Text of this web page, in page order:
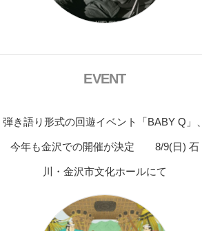
EVENT
弾き語り形式の回遊イベント「BABY Q」、
今年も金沢での開催が決定 8/9(日) 石
川・金沢市文化ホールにて